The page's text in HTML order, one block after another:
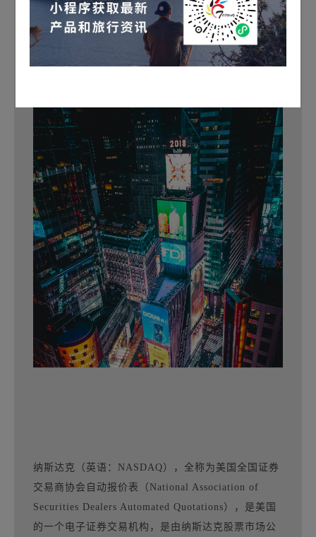
纳斯达克（英语：NASDAQ），全称为美国全国证券
交易商协会自动报价表（National Association of
Securities Dealers Automated Quotations），是美国
的一个电子证券交易机构，是由纳斯达克股票市场公